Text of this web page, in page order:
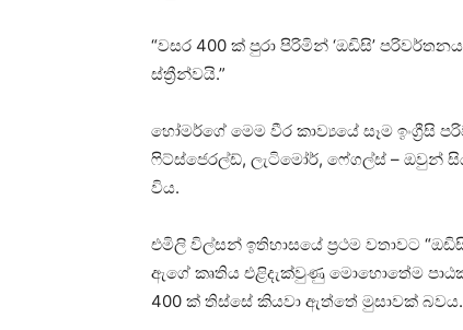
“වසර 400 ක් පුරා පිරිමින් ‘ඔඩිසි’
ස්ත්‍රීන්වයි.”
හෝමර්ගේ මෙම වීර කාව්‍යයේ සෑම
ෆිට්ස්ජෙරල්ඩ්, ලැටිමෝර්, ෆේගල්ස් – ඔවුන්
විය.
එමිලි විල්සන් ඉතිහාසයේ ප්‍රථම වතාවට
ඇගේ කෘතිය එළිදැක්වුණු මොහොතේම
400 ක් තිස්සේ කියවා ඇත්තේ මුසාවක් බවය.